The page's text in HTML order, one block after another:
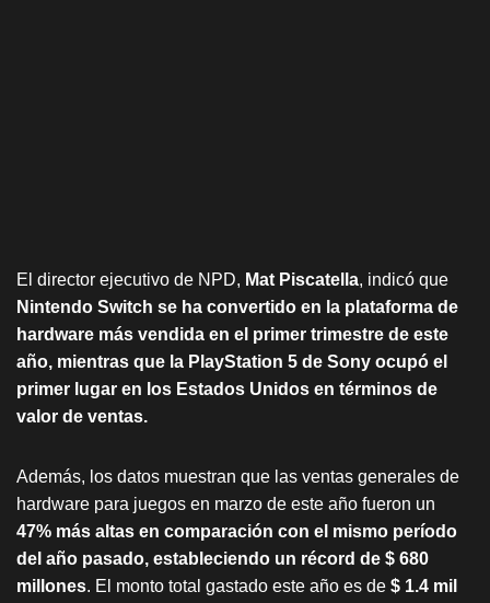
El director ejecutivo de NPD, Mat Piscatella, indicó que
Nintendo Switch se ha convertido en la plataforma de
hardware más vendida en el primer trimestre de este
año, mientras que la PlayStation 5 de Sony ocupó el
primer lugar en los Estados Unidos en términos de
valor de ventas.
Además, los datos muestran que las ventas generales de
hardware para juegos en marzo de este año fueron un
47% más altas en comparación con el mismo período
del año pasado, estableciendo un récord de $ 680
millones. El monto total gastado este año es de $ 1.4 mil